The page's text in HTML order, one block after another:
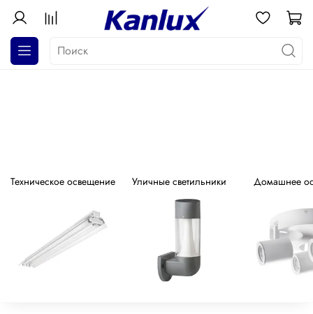
АКЦИЯ! Почти даром!
Распродажа серия GALOBA !
Техническое освещение Уличные светильники Домашнее